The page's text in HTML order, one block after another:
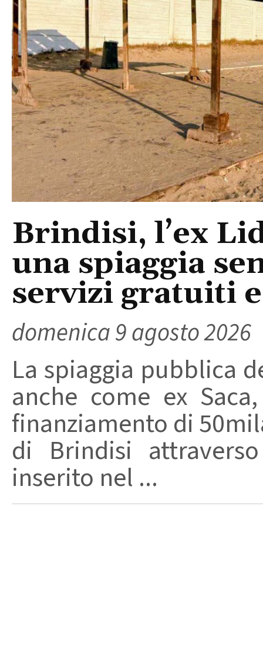
Brindisi, l’ex
una spiaggia
servizi gratuiti
domenica 9 agosto 2026
La spiaggia pubblica
anche come ex
finanziamento di
di Brindisi
inserito nel ...